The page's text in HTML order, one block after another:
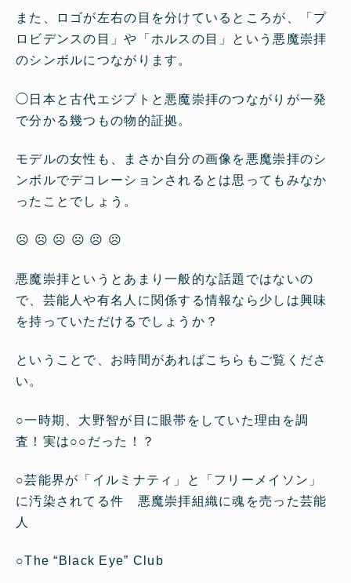
また、ロゴが左右の目を分けているところが、「プ
ロビデンスの目」や「ホルスの目」という悪魔崇拝
のシンボルにつながります。
◯ 日本と古代エジプトと悪魔崇拝のつながりが一発
で分かる幾つもの物的証拠。
モデルの女性も、まさか自分の画像を悪魔崇拝のシ
ンボルでデコレーションされるとは思ってもみなか
ったことでしょう。
☹ ☹ ☹ ☹ ☹ ☹
悪魔崇拝というとあまり一般的な話題ではないの
で、芸能人や有名人に関係する情報なら少しは興味
を持っていただけるでしょうか？
ということで、お時間があればこちらもご覧くださ
い。
○一時期、大野智が目に眼帯をしていた理由を調
査！実は○○だった！？
○芸能界が「イルミナティ」と「フリーメイソン」
に汚染されてる件 悪魔崇拝組織に魂を売った芸能
人
○The “Black Eye” Club